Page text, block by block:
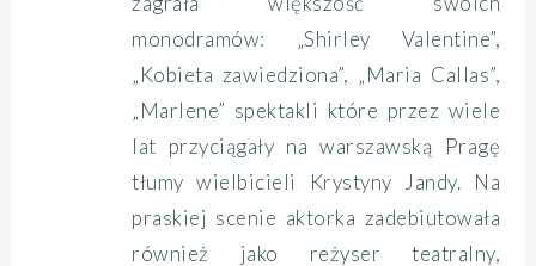
monodramów: „Shirley Valentine”,
„Kobieta zawiedziona”, „Maria Callas”,
„Marlene” spektakli które przez wiele
lat przyciągały na warszawską Pragę
tłumy wielbicieli Krystyny Jandy. Na
praskiej scenie aktorka zadebiutowała
również jako reżyser teatralny,